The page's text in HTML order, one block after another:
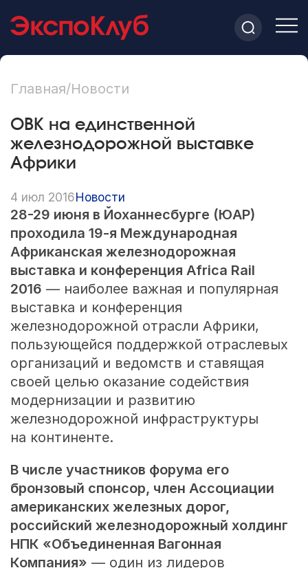
Главная/Новости
ОВК на единственной
железнодорожной выставке
Африки
4 июл 2016Новости
28-29 июня в Йоханнесбурге (ЮАР)
проходила 19-я Международная
Африканская железнодорожная
выставка и конференция Africa Rail
2016 — наиболее важная и популярная
выставка и конференция
железнодорожной отрасли Африки,
пользующейся поддержкой отраслевых
организаций и ведомств и ставящая
своей целью оказание содействия
модернизации и развитию
железнодорожной инфраструктуры
на континенте.
В числе участников форума его
бронзовый спонсор, член Ассоциации
американских железных дорог,
российский железнодорожный холдинг
НПК «Объединенная Вагонная
Компания» — один из лидеров